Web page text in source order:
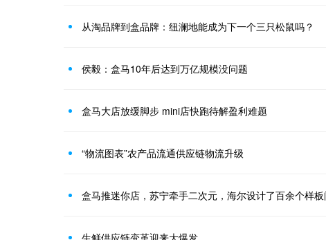
从淘品牌到盒品牌：纽澜地能成为下一个三只松鼠吗？
侯毅：盒马10年后达到万亿规模没问题
盒马大店放缓脚步 mini店快跑待解盈利难题
“物流图表”农产品流通供应链物流升级
生鲜供应链变革迎来大爆发……